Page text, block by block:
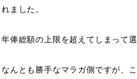
れました。
年俸総額の上限を超えてしまって
なんとも勝手なマラガ側ですが、